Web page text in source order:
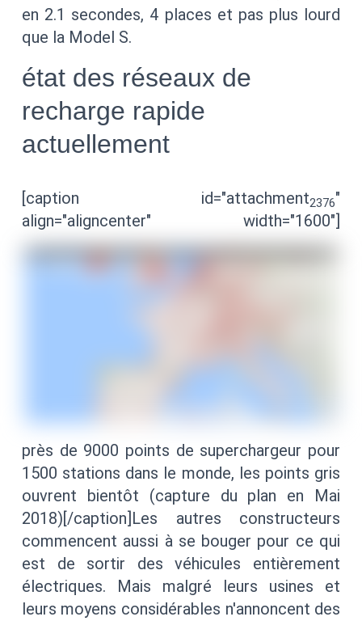
en 2.1 secondes, 4 places et pas plus lourd
que la Model S.
état des réseaux de
recharge rapide
actuellement
[caption id="attachment2376"
align="aligncenter" width="1600"]
près de 9000 points de superchargeur pour
1500 stations dans le monde, les points gris
ouvrent bientôt (capture du plan en Mai
2018)[/caption]Les autres constructeurs
commencent aussi à se bouger pour ce qui
est de sortir des véhicules entièrement
électriques. Mais malgré leurs usines et
leurs moyens considérables n'annoncent des